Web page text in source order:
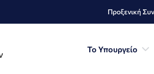
Προξενική
Το Υπουργείο